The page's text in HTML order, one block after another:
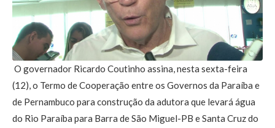
O governador Ricardo Coutinho assina, nesta sexta-feira
(12), o Termo de Cooperação entre os Governos da Paraíba e
de Pernambuco para construção da adutora que levará água
do Rio Paraíba para Barra de São Miguel-PB e Santa Cruz do